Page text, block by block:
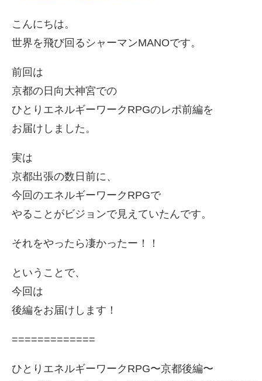
こんにちは。
世界を飛び回るシャーマンMANOです。
前回は
京都の日向大神宮での
ひとりエネルギーワークRPGのレポ前編を
お届けしました。
実は
京都出張の数日前に、
今回のエネルギーワークRPGで
やることがビジョンで見えていたんです。
それをやったら凄かったー！！
ということで、
今回は
後編をお届けします！
=============
ひとりエネルギーワークRPG〜京都後編〜